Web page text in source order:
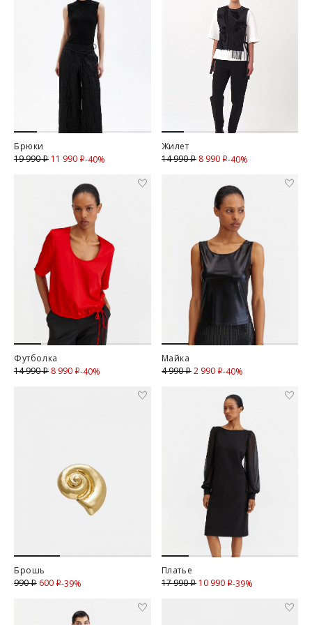
Брюки
19 990i 11 990 iСкидка
-40%
Жилет
14 990i 8 990 iСкидка
-40%
Футболка
14 990i 8 990 iСкидка
-40%
Майка
4 990i 2 990 iСкидка
-40%
Брошь
990i 600 iСкидка
-39%
Платье
17 990i 10 990 iСкидка
-39%
ТАБЛИЦА РАЗМЕРОВ